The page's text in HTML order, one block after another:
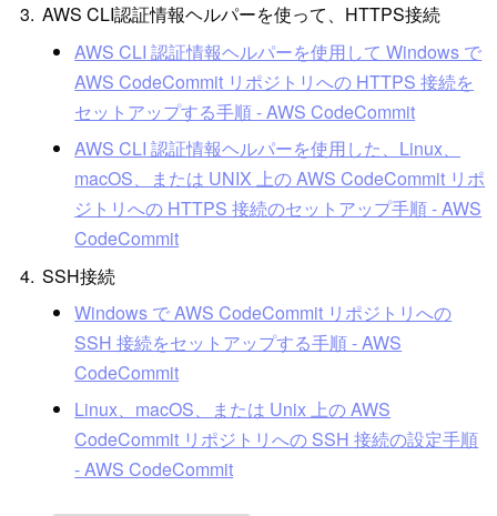
AWS CLI認証情報ヘルパーを使って、HTTPS接続
AWS CLI 認証情報ヘルパーを使用して Windows で
AWS CodeCommit リポジトリへの HTTPS 接続を
セットアップする手順 - AWS CodeCommit
AWS CLI 認証情報ヘルパーを使用した、Linux、
macOS、または UNIX 上の AWS CodeCommit リポ
ジトリへの HTTPS 接続のセットアップ手順 - AWS
CodeCommit
SSH接続
Windows で AWS CodeCommit リポジトリへの
SSH 接続をセットアップする手順 - AWS
CodeCommit
Linux、macOS、または Unix 上の AWS
CodeCommit リポジトリへの SSH 接続の設定手順
- AWS CodeCommit